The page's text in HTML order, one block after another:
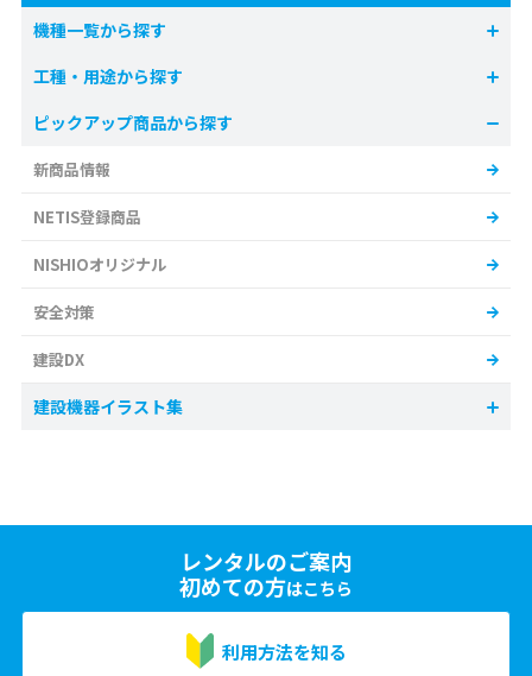
機種一覧から探す
工種・用途から探す
ピックアップ商品から探す
新商品情報
NETIS登録商品
NISHIOオリジナル
安全対策
建設DX
建設機器イラスト集
レンタルのご案内
初めての方はこちら
利用方法を知る